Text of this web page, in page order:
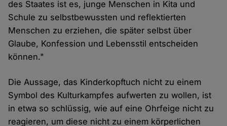
des Staates ist es, junge Menschen in Kita und
Schule zu selbstbewussten und reflektierten
Menschen zu erziehen, die später selbst über
Glaube, Konfession und Lebensstil entscheiden
können."
Die Aussage, das Kinderkopftuch nicht zu einem
Symbol des Kulturkampfes aufwerten zu wollen, ist
in etwa so schlüssig, wie auf eine Ohrfeige nicht zu
reagieren, um diese nicht zu einem körperlichen